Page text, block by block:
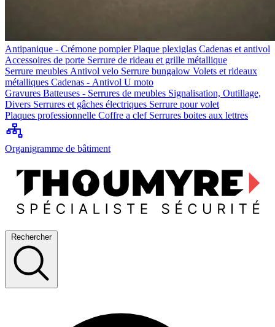
Antipanique - Crémone pompierPlaque plexiglas Cadenas et antivol
Accessoires de porte Serrure de rideau et grille métallique
Serrure meubles Antivol velo Serrure bungalow Volets et rideaux
métalliques Cadenas - Antivol U moto
Gravures Batteuses - Serrures de meubles Signalisation, Outillage,
Divers Serrures et gâches électriques Serrure pour volet
Plaques professionnelle Coffre a clef Serrures boites aux lettres
Organigramme de bâtiment
Rechercher